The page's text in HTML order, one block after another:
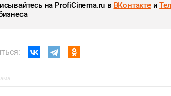
на ProfiCinema.ru в ВКонтактеи